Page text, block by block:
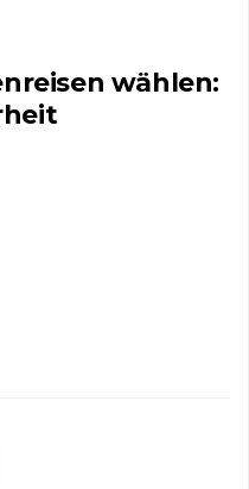
wählen: